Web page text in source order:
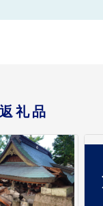
礼品